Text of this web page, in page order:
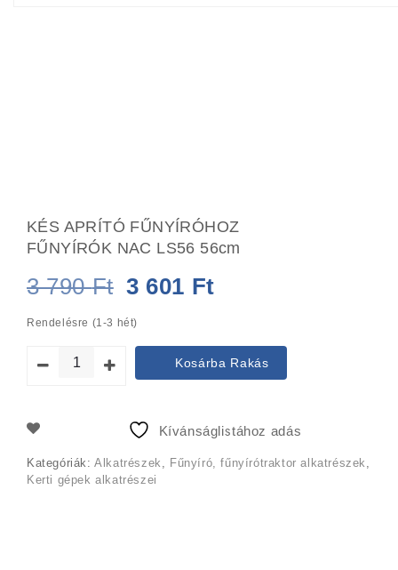
KÉS APRÍTÓ FŰNYÍRÓHOZ
FŰNYÍRÓK NAC LS56 56cm
3 790Ft Original
price
was:
790 Ft.
3 601 Ft
is:
3
Rendelésre (1-3 hét)
Kosárba Rakás
Kívánságlistához adás
Kategóriák:Alkatrészek , Fűnyíró, fűnyírótraktor alkatrészek ,
Kerti gépek alkatrészei